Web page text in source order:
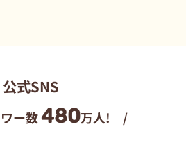
公式SNS
ー数480万人! /